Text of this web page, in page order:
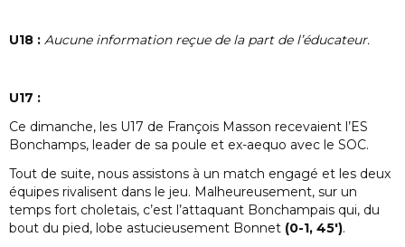
U18 : Aucune information reçue de la part de l’éducateur.
U17 :
Ce dimanche, les U17 de François Masson recevaient l’ES
Bonchamps, leader de sa poule et ex-aequo avec le SOC.
Tout de suite, nous assistons à un match engagé et les deux
équipes rivalisent dans le jeu. Malheureusement, sur un
temps fort choletais, c’est l’attaquant Bonchampais qui, du
bout du pied, lobe astucieusement Bonnet (0-1, 45′).